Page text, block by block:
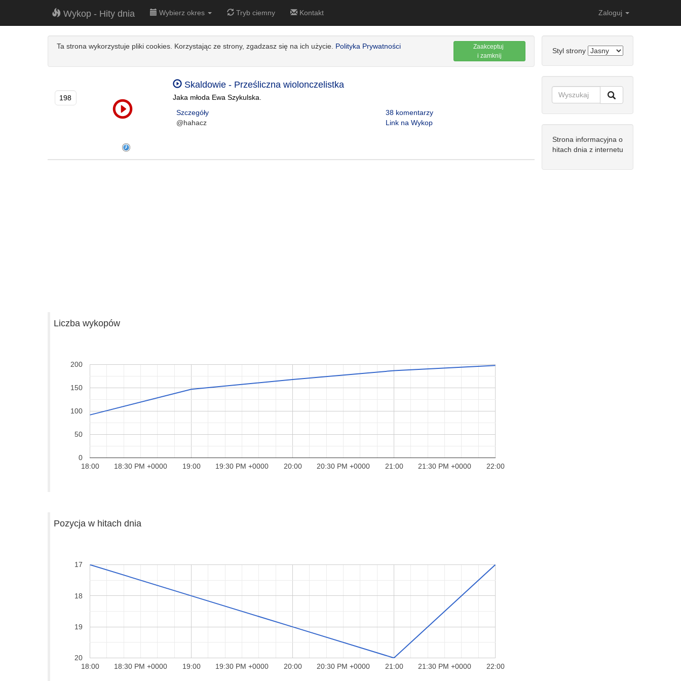
Wykop - Hity dnia Wybierz okres Tryb ciemny Kontakt Zaloguj
Ta strona wykorzystuje pliki cookies. Korzystając ze strony, zgadzasz się na ich użycie. Polityka Prywatności
Zaakceptuj
i zamknij
198
Skaldowie - Prześliczna wiolonczelistka
Jaka młoda Ewa Szykulska.
Szczegóły
@hahacz
38 komentarzy
Link na Wykop
Liczba wykopów
18:00 19:00 20:00 21:00 22:00
18:30 PM +0000 19:30 PM +0000 20:30 PM +0000 21:30 PM +0000
0
50
100
150
200
Pozycja w hitach dnia
18:00 19:00 20:00 21:00 22:00
18:30 PM +0000 19:30 PM +0000 20:30 PM +0000 21:30 PM +0000
17
18
19
20
Styl strony
Strona informacyjna o
hitach dnia z internetu